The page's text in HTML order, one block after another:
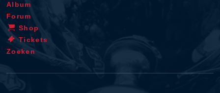
Album
Forum
Shop
Tickets
Zoeken